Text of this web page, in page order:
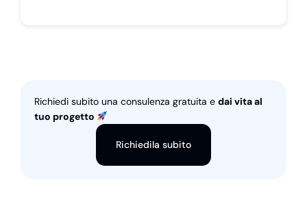
Richiedi subito una consulenza gratuita e dai vita al
tuo progetto
Richiedila subito